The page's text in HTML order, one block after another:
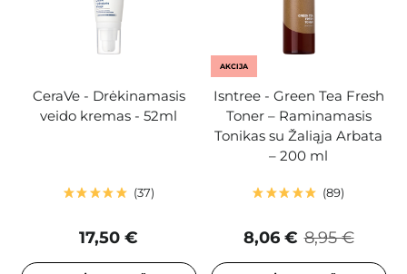
CeraVe - Drėkinamasis
veido kremas - 52ml
37
17,50 €
AKCIJA
Isntree - Green Tea Fresh
Toner – Raminamasis
Tonikas su Žaliąja Arbata
– 200 ml
89
8,95 €
8,06 €